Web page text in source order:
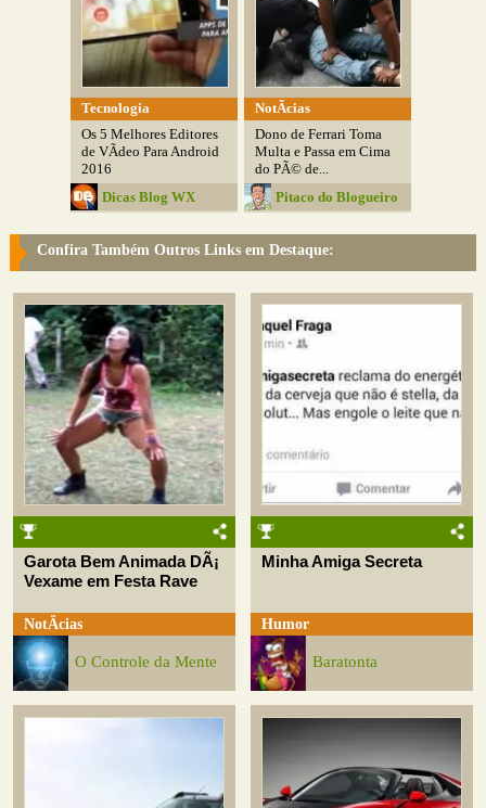
Tecnologia
Os 5 Melhores Editores
de VÃ­deo Para Android
2016
Dicas Blog WX
NotÃ­cias
Dono de Ferrari Toma
Multa e Passa em Cima
do PÃ© de...
Pitaco do Blogueiro
Confira Também Outros Links em Destaque:
Garota Bem Animada DÃ¡
Vexame em Festa Rave
NotÃ­cias
O Controle da Mente
Minha Amiga Secreta
Humor
Baratonta